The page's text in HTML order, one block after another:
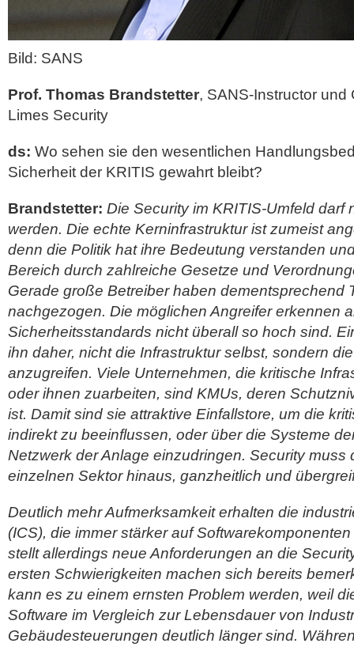
Bild: SANS
Prof. Thomas Brandstetter, SANS-Instructor und
Limes Security
ds: Wo sehen sie den wesentlichen
Sicherheit der KRITIS gewahrt bleibt?
Brandstetter: Die Security im KRITIS-Umfeld darf
werden. Die echte Kerninfrastruktur ist zumeist
denn die Politik hat ihre Bedeutung verstanden
Bereich durch zahlreiche Gesetze und
Gerade große Betreiber haben dementsprechend
nachgezogen. Die möglichen Angreifer erkennen
Sicherheitsstandards nicht überall so hoch sind.
ihn daher, nicht die Infrastruktur selbst, sondern
anzugreifen. Viele Unternehmen, die kritische
oder ihnen zuarbeiten, sind KMUs, deren
ist. Damit sind sie attraktive Einfallstore, um die
indirekt zu beeinflussen, oder über die Systeme
Netzwerk der Anlage einzudringen. Security muss
einzelnen Sektor hinaus, ganzheitlich und
Deutlich mehr Aufmerksamkeit erhalten die
(ICS), die immer stärker auf
stellt allerdings neue Anforderungen an die
ersten Schwierigkeiten machen sich bereits
kann es zu einem ernsten Problem werden, weil
Software im Vergleich zur Lebensdauer von
Gebäudesteuerungen deutlich länger sind.